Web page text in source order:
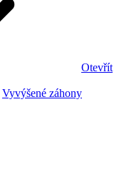
Otevřít
Vyvýšené záhony